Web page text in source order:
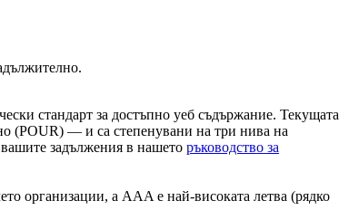
стандарт за достъпно уеб съдържание. Текущата
(POUR) — и са степенувани на три нива на
задължения в нашето ръководство за
организации, а AAA е най-високата летва (рядко